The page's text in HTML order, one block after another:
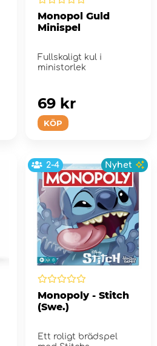
Monopol Guld
Minispel
Fullskaligt kul i
ministorlek
KÖP
69 kr
2-4 Nyhet
Monopoly - Stitch
(Swe.)
Ett roligt brädspel